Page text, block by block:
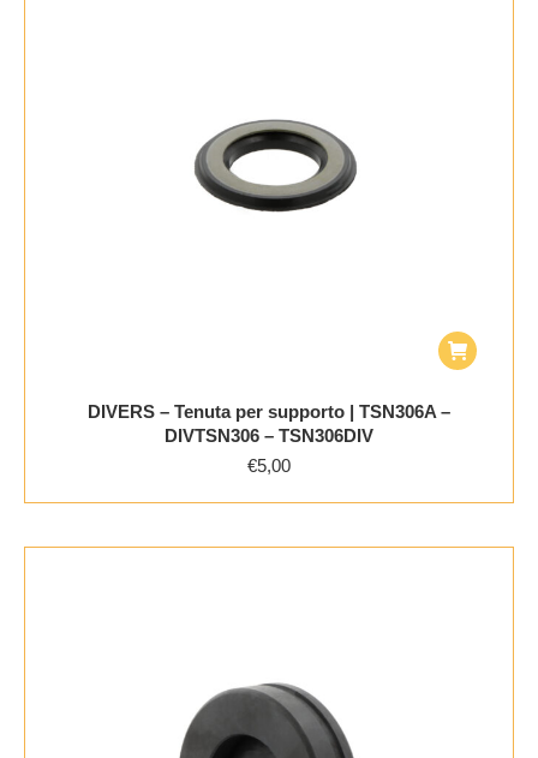
DIVERS – Tenuta per supporto | TSN306A –
DIVTSN306 – TSN306DIV
€5,00